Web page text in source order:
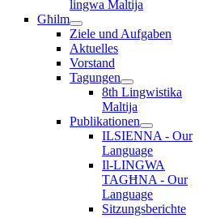
lingwa Maltija
Għilm
Ziele und Aufgaben
Aktuelles
Vorstand
Tagungen
8th Lingwistika
Maltija
Publikationen
ILSIENNA - Our
Language
Il-LINGWA
TAGĦNA - Our
Language
Sitzungsberichte